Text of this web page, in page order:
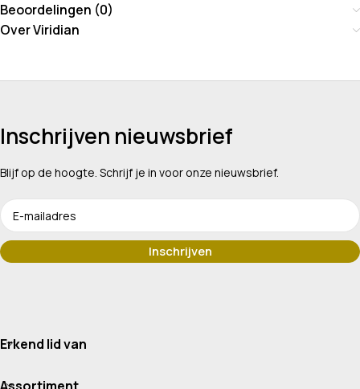
Beoordelingen (0)
Over Viridian
Inschrijven nieuwsbrief
Blijf op de hoogte. Schrijf je in voor onze nieuwsbrief.
Erkend lid van